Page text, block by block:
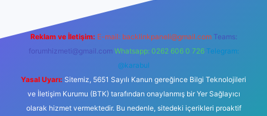
Reklam ve İletişim: E-mail: backlinkpaneli@gmail.com Teams:
forumhizmeti@gmail.com Whatsapp: 0262 606 0 726 Telegram:
@karabul
Yasal Uyarı: Sitemiz, 5651 Sayılı Kanun gereğince Bilgi Teknolojileri
ve İletişim Kurumu (BTK) tarafından onaylanmış bir Yer Sağlayıcı
olarak hizmet vermektedir. Bu nedenle, sitedeki içerikleri proaktif